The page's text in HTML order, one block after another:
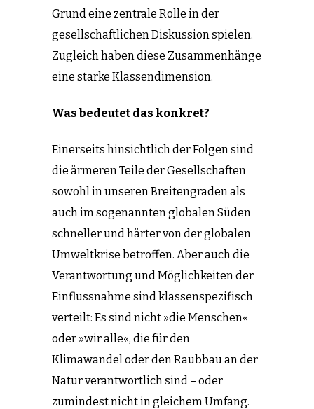
Grund eine zentrale Rolle in der
gesellschaftlichen Diskussion spielen.
Zugleich haben diese Zusammenhänge
eine starke Klassendimension.
Was bedeutet das konkret?
Einerseits hinsichtlich der Folgen sind
die ärmeren Teile der Gesellschaften
sowohl in unseren Breitengraden als
auch im sogenannten globalen Süden
schneller und härter von der globalen
Umweltkrise betroffen. Aber auch die
Verantwortung und Möglichkeiten der
Einflussnahme sind klassenspezifisch
verteilt: Es sind nicht »die Menschen«
oder »wir alle«, die für den
Klimawandel oder den Raubbau an der
Natur verantwortlich sind – oder
zumindest nicht in gleichem Umfang.